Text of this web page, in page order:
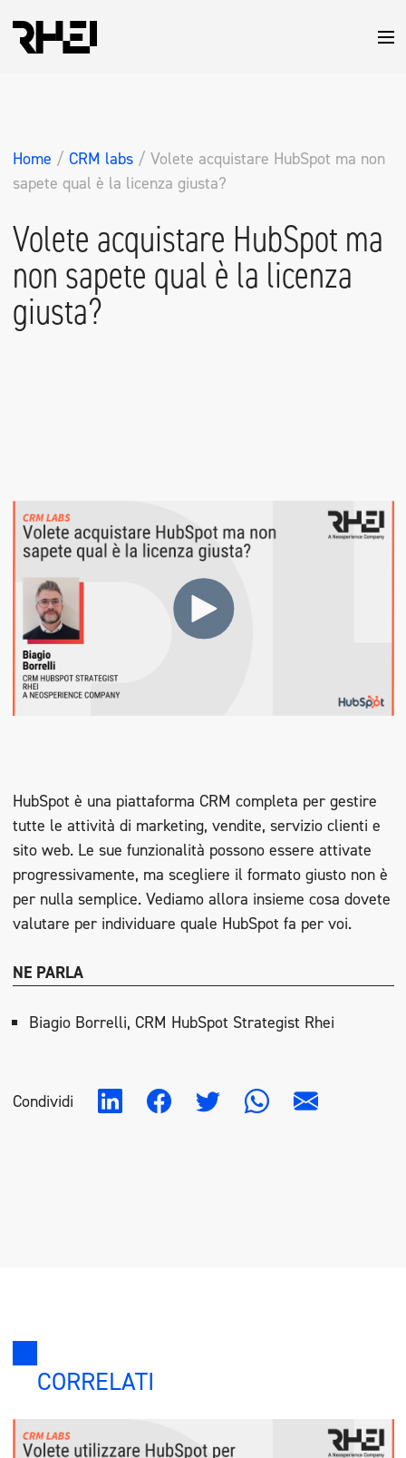
Home / CRM labs/ Volete acquistare HubSpot ma non
sapete qual è la licenza giusta?
Volete acquistare HubSpot ma
non sapete qual è la licenza
giusta?
HubSpot è una piattaforma CRM completa per gestire
tutte le attività di marketing, vendite, servizio clienti e
sito web. Le sue funzionalità possono essere attivate
progressivamente, ma scegliere il formato giusto non è
per nulla semplice. Vediamo allora insieme cosa dovete
valutare per individuare quale HubSpot fa per voi.
NE PARLA
Biagio Borrelli, CRM HubSpot Strategist Rhei
Condividi
CORRELATI